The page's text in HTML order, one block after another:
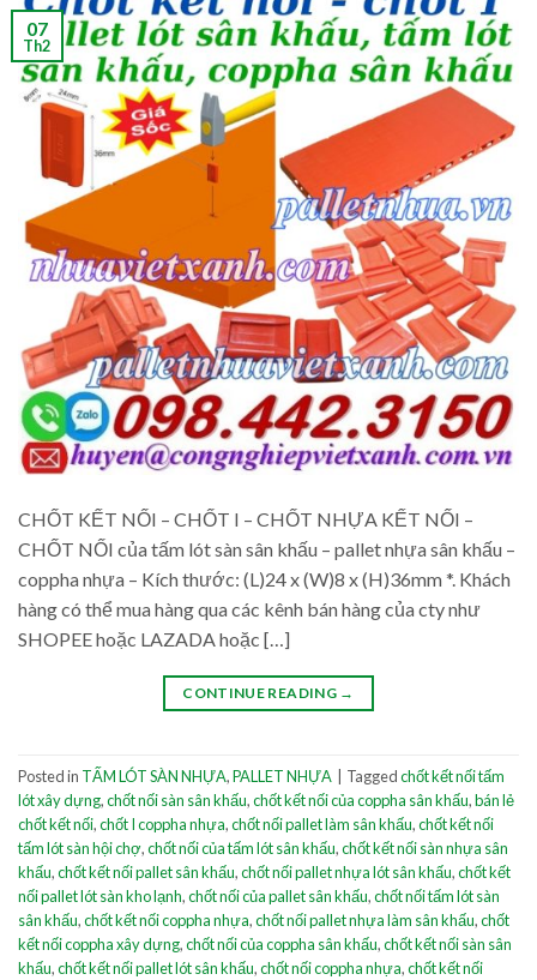
07
Th2
CHỐT KẾT NỐI – CHỐT I – CHỐT NHỰA KẾT NỐI –
CHỐT NỐI của tấm lót sàn sân khấu – pallet nhựa sân khấu –
coppha nhựa – Kích thước: (L)24 x (W)8 x (H)36mm *. Khách
hàng có thể mua hàng qua các kênh bán hàng của cty như
SHOPEE hoặc LAZADA hoặc […]
CONTINUE READING →
Posted in TẤM LÓT SÀN NHỰA,PALLET NHỰA Taggedchốt kết nối tấm
lót xây dựng,chốt nối sàn sân khấu,chốt kết nối của coppha sân khấu,bán lẻ
chốt kết nối,chốt I coppha nhựa,chốt nối pallet làm sân khấu,chốt kết nối
tấm lót sàn hội chợ,chốt nối của tấm lót sân khấu,chốt kết nối sàn nhựa sân
khấu,chốt kết nối pallet sân khấu,chốt nối pallet nhựa lót sân khấu,chốt kết
nối pallet lót sàn kho lạnh,chốt nối của pallet sân khấu,chốt nối tấm lót sàn
sân khấu,chốt kết nối coppha nhựa,chốt nối pallet nhựa làm sân khấu,chốt
kết nối coppha xây dựng,chốt nối của coppha sân khấu,chốt kết nối sàn sân
khấu,chốt kết nối pallet lót sân khấu,chốt nối coppha nhựa,chốt kết nối